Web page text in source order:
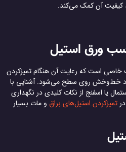
کیفیت آن کمک می‌کند.
ورق استیل
خاصی است که رعایت آن هنگام تمیزکردن
خط‌وخش روی سطح می‌شود. آشنایی با
یا اسفنج از نکات کلیدی در نگهداری
تمیزکردن استیل‌های براق و مات بسیار